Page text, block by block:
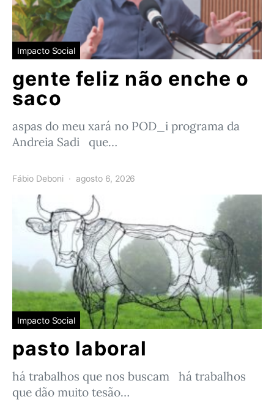
Impacto Social
gente feliz não enche o
saco
aspas do meu xará no POD_i programa da
Andreia Sadi que…
Fábio Deboni agosto 6, 2026
Impacto Social
pasto laboral
há trabalhos que nos buscam há trabalhos
que dão muito tesão…